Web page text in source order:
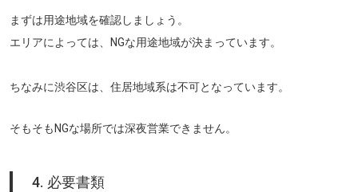
まずは用途地域を確認しましょう。
エリアによっては、NGな用途地域が決まっています。
ちなみに渋谷区は、住居地域系は不可となっています。
そもそもNGな場所では深夜営業できません。
4. 必要書類